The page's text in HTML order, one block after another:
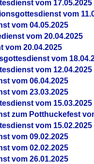
vom 17.05.2025
vom
vom 04.05.2025
vom 20.04.2025
vom 20.04.2025
vom
vom 12.04.2025
vom 06.04.2025
vom 23.03.2025
vom 15.03.2025
zum Potthuckefest
vom 15.02.2025
vom 09.02.2025
vom 02.02.2025
vom 26.01.2025